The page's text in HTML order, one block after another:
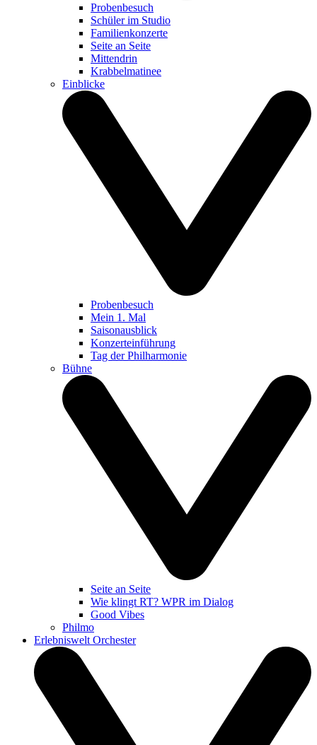
Probenbesuch
Schüler im Studio
Familienkonzerte
Seite an Seite
Mittendrin
Krabbelmatinee
Einblicke
Probenbesuch
Mein 1. Mal
Saisonausblick
Konzerteinführung
Tag der Philharmonie
Bühne
Seite an Seite
Wie klingt RT? WPR im Dialog
Good Vibes
Philmo
Erlebniswelt Orchester